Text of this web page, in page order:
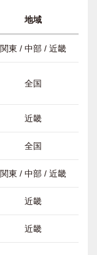
地域
関東 / 中部 / 近畿
全国
近畿
全国
関東 / 中部 / 近畿
近畿
近畿